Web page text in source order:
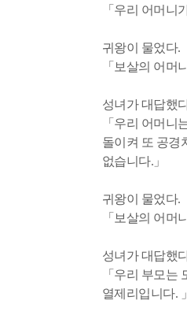
「우리 어머니
귀왕이 물었다.
「보살의 어머
성녀가 대답했
「우리 어머니
돌이켜 또 공경
없습니다.」
귀왕이 물었다.
「보살의 어머
성녀가 대답했
「우리 부모는
열제리입니다.